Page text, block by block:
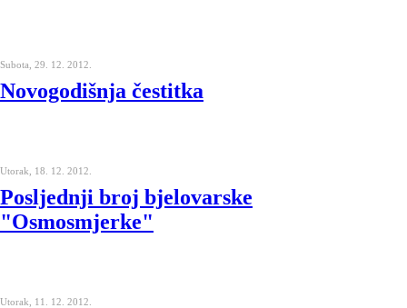
Subota, 29. 12. 2012.
Novogodišnja čestitka
Utorak, 18. 12. 2012.
Posljednji broj bjelovarske
"Osmosmjerke"
Utorak, 11. 12. 2012.